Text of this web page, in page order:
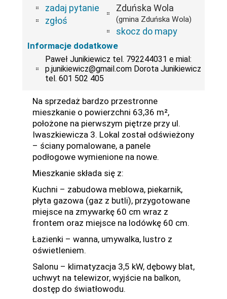
zadaj pytanie
zgłoś
Zduńska Wola
(gmina Zduńska Wola)
skocz do mapy
Informacje dodatkowe
Paweł Junikiewicz tel. 792244031 e mial:
p.junikiewicz@gmail.com Dorota Junikiewicz
tel. 601 502 405
Na sprzedaż bardzo przestronne
mieszkanie o powierzchni 63,36 m²,
położone na pierwszym piętrze przy ul.
Iwaszkiewicza 3. Lokal został odświeżony
– ściany pomalowane, a panele
podłogowe wymienione na nowe.
Mieszkanie składa się z:
Kuchni – zabudowa meblowa, piekarnik,
płyta gazowa (gaz z butli), przygotowane
miejsce na zmywarkę 60 cm wraz z
frontem oraz miejsce na lodówkę 60 cm.
Łazienki – wanna, umywalka, lustro z
oświetleniem.
Salonu – klimatyzacja 3,5 kW, dębowy blat,
uchwyt na telewizor, wyjście na balkon,
dostęp do światłowodu.